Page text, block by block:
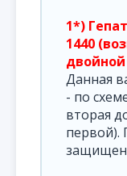
1*)
1440
Данная
- по
вторая
первой).